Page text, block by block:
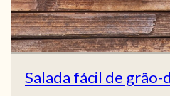
Salada fácil de grão-